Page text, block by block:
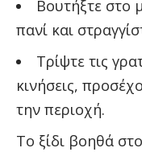
Βουτήξτε στο
πανί και
Τρίψτε τις
κινήσεις,
την περιοχή.
Το ξίδι βοηθά